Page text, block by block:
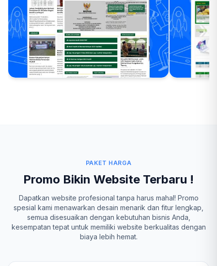
PAKET HARGA
Promo Bikin Website Terbaru !
Dapatkan website profesional tanpa harus mahal! Promo
spesial kami menawarkan desain menarik dan fitur lengkap,
semua disesuaikan dengan kebutuhan bisnis Anda,
kesempatan tepat untuk memiliki website berkualitas dengan
biaya lebih hemat.